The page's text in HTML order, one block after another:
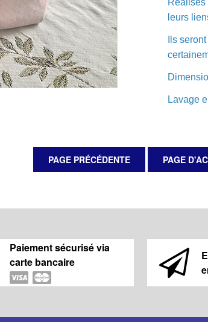
leurs
Ils
Lavage
Paiement sécurisé via
carte bancaire